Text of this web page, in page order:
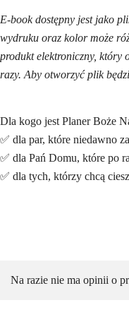
E-book dostępny jest jako
wydruku oraz kolor może
produkt elektroniczny, który
razy. Aby otworzyć plik
Dla kogo jest Planer Boże
✅ dla par, które niedawno
✅ dla Pań Domu, które po
✅ dla tych, którzy chcą
Na razie nie ma opinii o